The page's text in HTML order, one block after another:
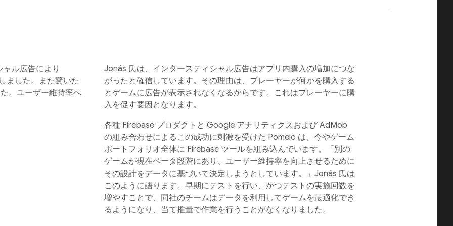
ャル広告により
ました。また驚いた
。ユーザー維持率へ
Jonás 氏は、インタースティシャル広告はアプリ内購入の増加につな
がったと確信しています。その理由は、プレーヤーが何かを購入する
とゲームに広告が表示されなくなるからです。これはプレーヤーに購
入を促す要因となります。
各種 Firebase プロダクトと Google アナリティクスおよび AdMob
の組み合わせによるこの成功に刺激を受けた Pomelo は、今やゲーム
ポートフォリオ全体に Firebase ツールを組み込んでいます。「別の
ゲームが現在ベータ段階にあり、ユーザー維持率を向上させるために
その設計をデータに基づいて決定しようとしています。」Jonás 氏は
このように語ります。早期にテストを行い、かつテストの実施回数を
増やすことで、同社のチームはデータを利用してゲームを最適化でき
るようになり、当て推量で作業を行うことがなくなりました。